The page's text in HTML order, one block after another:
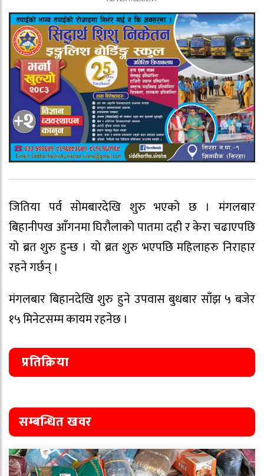
जितिया पर्व सोमबारदेखि शुरु भएको छ । मंगलबार
बिहानीपख आँगनमा घिरौलाको पातमा दही र केरा चढाएपछि
यो ब्रत शुरु हुन्छ । यो ब्रत शुरु भएपछि महिलाहरु निराहार
रहने गर्छन् ।
मंगलबार बिहानदेखि शुरु हुने उपवास बुधबार साँझ ५ बजेर
१५ मिनेटसम्म कायम रहनेछ ।
प्रतिक्रिया
सम्बन्धित खवर